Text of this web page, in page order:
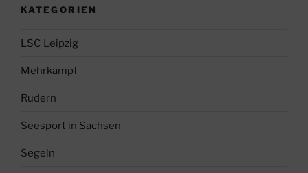
KATEGORIEN
LSC Leipzig
Mehrkampf
Rudern
Seesport in Sachsen
Segeln